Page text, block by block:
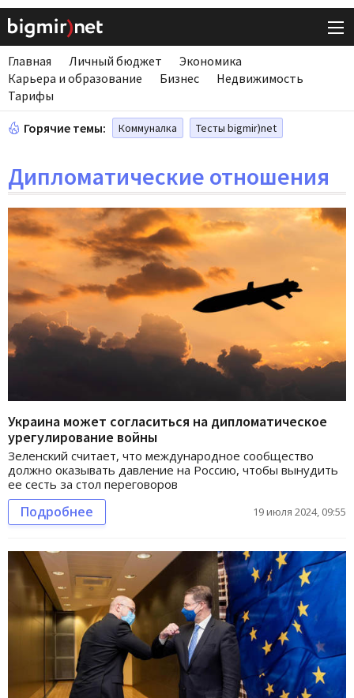
Главная Личный бюджет
Экономика
Карьера и образование
Бизнес
Недвижимость
Тарифы
Горячие темы: Коммуналка Тесты bigmir)net
Дипломатические отношения
Украина может согласиться на дипломатическое
урегулирование войны
Зеленский считает, что международное сообщество
должно оказывать давление на Россию, чтобы вынудить
ее сесть за стол переговоров
Подробнее 19 июля 2024, 09:55